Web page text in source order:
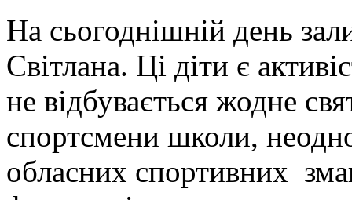
На сьогоднішній день
Світлана. Ці діти є
не відбувається жодне
спортсмени школи,
обласних спортивних